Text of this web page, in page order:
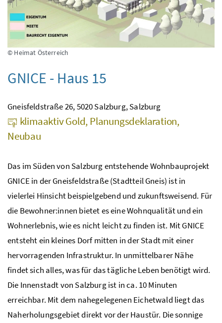
© Heimat Österreich
GNICE - Haus 15
Gneisfeldstraße 26, 5020 Salzburg, Salzburg
klimaaktiv Gold, Planungsdeklaration,
Neubau
Das im Süden von Salzburg entstehende Wohnbauprojekt
GNICE in der Gneisfeldstraße (Stadtteil Gneis) ist in
vielerlei Hinsicht beispielgebend und zukunftsweisend. Für
die Bewohner:innen bietet es eine Wohnqualität und ein
Wohnerlebnis, wie es nicht leicht zu finden ist. Mit GNICE
entsteht ein kleines Dorf mitten in der Stadt mit einer
hervorragenden Infrastruktur. In unmittelbarer Nähe
findet sich alles, was für das tägliche Leben benötigt wird.
Die Innenstadt von Salzburg ist in ca. 10 Minuten
erreichbar. Mit dem nahegelegenen Eichetwald liegt das
Naherholungsgebiet direkt vor der Haustür. Die sonnige